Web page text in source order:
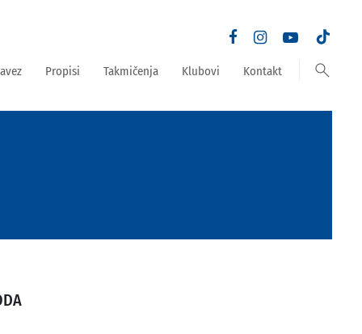
Propisi Takmičenja Klubovi Kontakt search